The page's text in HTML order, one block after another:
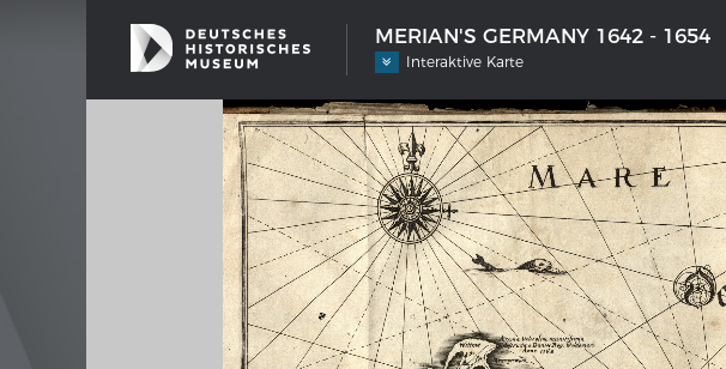
MERIAN'S GERMANY 1642 - 1654
Interaktive Karte
MERIAN'S GERMANY 1642 - 1654